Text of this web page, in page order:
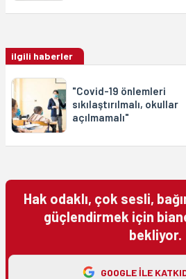
ilgili haberler
"Covid-19 önlemleri
sıkılaştırılmalı, okullar
açılmamalı"
Hak odaklı, çok sesli,
güçlendirmek için
bekliyor.
GOOGLE ILE